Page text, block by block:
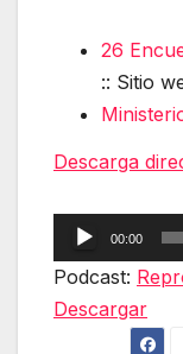
26
:: Sitio
Descarga
Reproductor
de
00:00
Podcast:
Descargar